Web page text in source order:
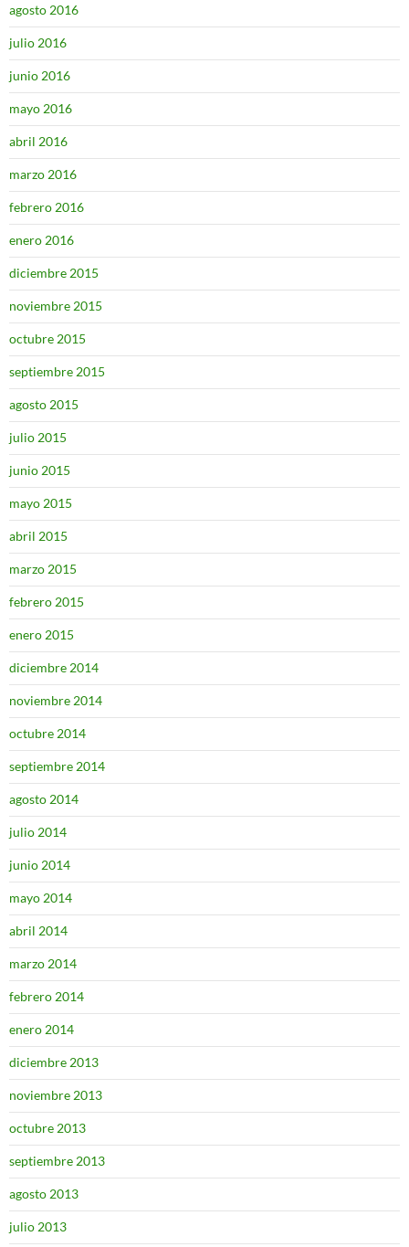
agosto 2016
julio 2016
junio 2016
mayo 2016
abril 2016
marzo 2016
febrero 2016
enero 2016
diciembre 2015
noviembre 2015
octubre 2015
septiembre 2015
agosto 2015
julio 2015
junio 2015
mayo 2015
abril 2015
marzo 2015
febrero 2015
enero 2015
diciembre 2014
noviembre 2014
octubre 2014
septiembre 2014
agosto 2014
julio 2014
junio 2014
mayo 2014
abril 2014
marzo 2014
febrero 2014
enero 2014
diciembre 2013
noviembre 2013
octubre 2013
septiembre 2013
agosto 2013
julio 2013